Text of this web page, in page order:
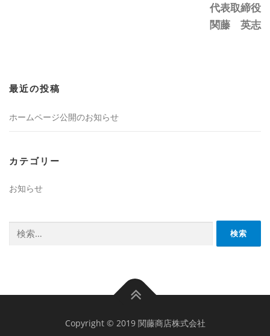
代表取締役
関藤 英志
最近の投稿
ホームページ公開のお知らせ
カテゴリー
お知らせ
検索:
Copyright © 2019 関藤商店株式会社